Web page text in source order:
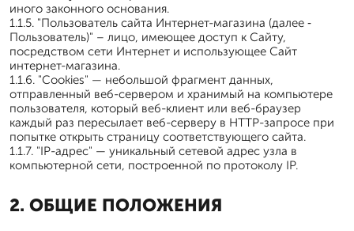
иного законного основания.
1.1.5. "Пользователь сайта Интернет-магазина (далее ‑
Пользователь)" – лицо, имеющее доступ к Сайту,
посредством сети Интернет и использующее Сайт
интернет-магазина.
1.1.6. "Cookies" — небольшой фрагмент данных,
отправленный веб-сервером и хранимый на компьютере
пользователя, который веб-клиент или веб-браузер
каждый раз пересылает веб-серверу в HTTP-запросе при
попытке открыть страницу соответствующего сайта.
1.1.7. "IP-адрес" — уникальный сетевой адрес узла в
компьютерной сети, построенной по протоколу IP.
2. ОБЩИЕ ПОЛОЖЕНИЯ